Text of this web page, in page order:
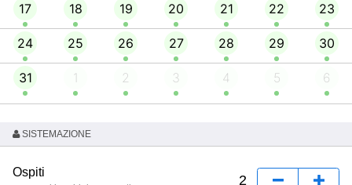
17 18 19 20 21 22 23
24 25 26 27 28 29 30
31 1 2 3 4 5 6
SISTEMAZIONE
Ospiti